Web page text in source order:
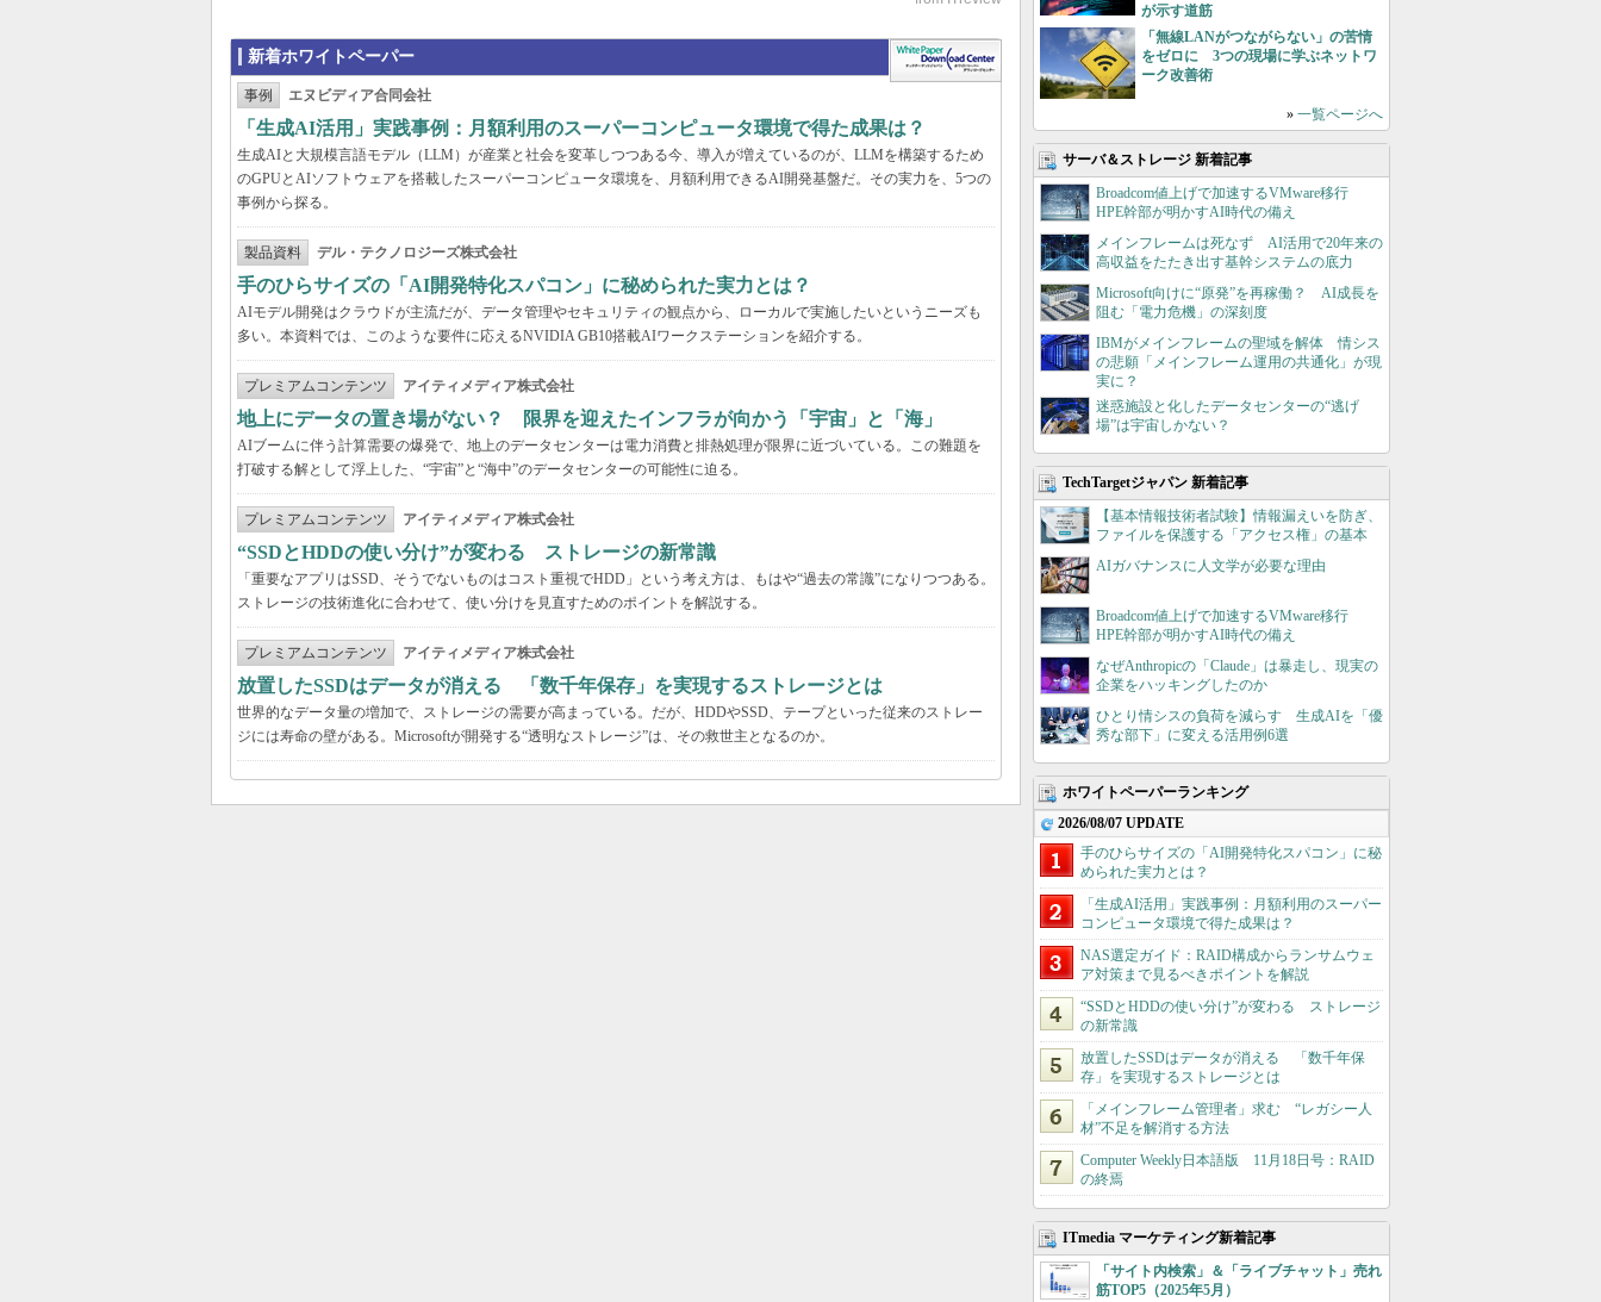
新着ホワイトペーパー
事例 エヌビディア合同会社
「生成AI活用」実践事例：月額利用のスーパーコンピュータ環境で得た成果は？
生成AIと大規模言語モデル（LLM）が産業と社会を変革しつつある今、導入が増えているのが、LLMを構築するため
のGPUとAIソフトウェアを搭載したスーパーコンピュータ環境を、月額利用できるAI開発基盤だ。その実力を、5つの
事例から探る。
製品資料 デル・テクノロジーズ株式会社
手のひらサイズの「AI開発特化スパコン」に秘められた実力とは？
AIモデル開発はクラウドが主流だが、データ管理やセキュリティの観点から、ローカルで実施したいというニーズも
多い。本資料では、このような要件に応えるNVIDIA GB10搭載AIワークステーションを紹介する。
プレミアムコンテンツ アイティメディア株式会社
地上にデータの置き場がない？ 限界を迎えたインフラが向かう「宇宙」と「海」
AIブームに伴う計算需要の爆発で、地上のデータセンターは電力消費と排熱処理が限界に近づいている。この難題を
打破する解として浮上した、“宇宙”と“海中”のデータセンターの可能性に迫る。
プレミアムコンテンツ アイティメディア株式会社
“SSDとHDDの使い分け”が変わる ストレージの新常識
「重要なアプリはSSD、そうでないものはコスト重視でHDD」という考え方は、もはや“過去の常識”になりつつある。
ストレージの技術進化に合わせて、使い分けを見直すためのポイントを解説する。
プレミアムコンテンツ アイティメディア株式会社
放置したSSDはデータが消える 「数千年保存」を実現するストレージとは
世界的なデータ量の増加で、ストレージの需要が高まっている。だが、HDDやSSD、テープといった従来のストレー
ジには寿命の壁がある。Microsoftが開発する“透明なストレージ”は、その救世主となるのか。
が示す道筋
「無線LANがつながらない」の苦情
をゼロに 3つの現場に学ぶネットワ
ーク改善術
» 一覧ページへ
サーバ＆ストレージ 新着記事
Broadcom値上げで加速するVMware移行
HPE幹部が明かすAI時代の備え
メインフレームは死なず AI活用で20年来の
高収益をたたき出す基幹システムの底力
Microsoft向けに“原発”を再稼働？ AI成長を
阻む「電力危機」の深刻度
IBMがメインフレームの聖域を解体 情シス
の悲願「メインフレーム運用の共通化」が現
実に？
迷惑施設と化したデータセンターの“逃げ
場”は宇宙しかない？
TechTargetジャパン 新着記事
【基本情報技術者試験】情報漏えいを防ぎ、
ファイルを保護する「アクセス権」の基本
AIガバナンスに人文学が必要な理由
Broadcom値上げで加速するVMware移行
HPE幹部が明かすAI時代の備え
なぜAnthropicの「Claude」は暴走し、現実の
企業をハッキングしたのか
ひとり情シスの負荷を減らす 生成AIを「優
秀な部下」に変える活用例6選
ホワイトペーパーランキング
2026/08/07 UPDATE
手のひらサイズの「AI開発特化スパコン」に秘
められた実力とは？
「生成AI活用」実践事例：月額利用のスーパー
コンピュータ環境で得た成果は？
NAS選定ガイド：RAID構成からランサムウェ
ア対策まで見るべきポイントを解説
“SSDとHDDの使い分け”が変わる ストレージ
の新常識
放置したSSDはデータが消える 「数千年保
存」を実現するストレージとは
「メインフレーム管理者」求む “レガシー人
材”不足を解消する方法
Computer Weekly日本語版 11月18日号：RAID
の終焉
ITmedia マーケティング新着記事
「サイト内検索」＆「ライブチャット」売れ
筋TOP5（2025年5月）